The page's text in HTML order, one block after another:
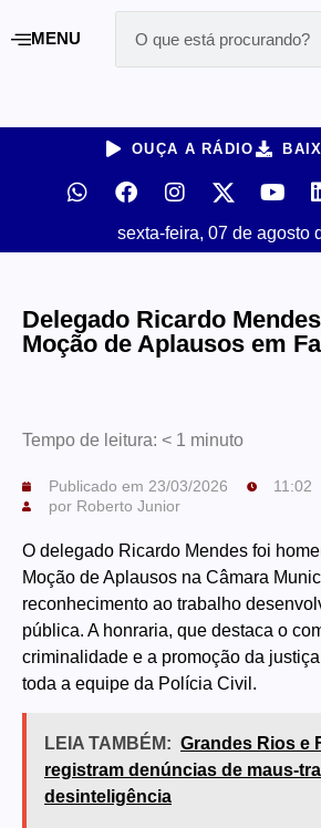
MENU
OUÇA A RÁDIO
sexta-feira, 07 de agosto
Delegado Ricardo
Moção de Aplausos em
Tempo de leitura: < 1 minuto
Publicado em 23/03/2026
11:02
por Roberto Junior
O delegado Ricardo Mendes foi
Moção de Aplausos na Câmara
reconhecimento ao trabalho
pública. A honraria, que destaca o
criminalidade e a promoção da
toda a equipe da Polícia Civil.
LEIA TAMBÉM: Grandes Rios e
registram denúncias de maus-
desinteligência